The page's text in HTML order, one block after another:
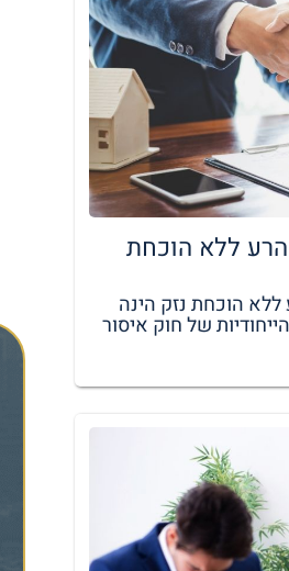
ללא הוכחת
הוכחת נזק הינה
של חוק איסור